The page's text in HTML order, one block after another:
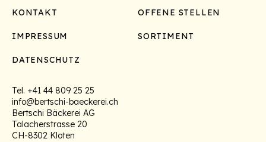
Footer
KONTAKT OFFENE STELLEN
IMPRESSUM SORTIMENT
DATENSCHUTZ
Tel. +41 44 809 25 25
info@bertschi-baeckerei.ch
Bertschi Bäckerei AG
Talacherstrasse 20
CH-8302 Kloten